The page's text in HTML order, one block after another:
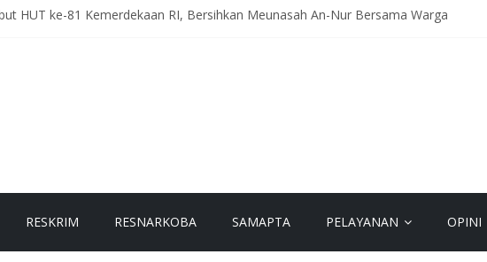
HUT ke-81 Kemerdekaan RI, Bersihkan Meunasah An-Nur Bersama Warga
Antisipasi Guantibmas, Warga Diimbau Jaga Keamanan Bersama
Sambang Desa, Ajak Warga Tingkatkan Kewaspadaan dan Jaga Kamtibmas
RESKRIM RESNARKOBA SAMAPTA PELAYANAN OPINI